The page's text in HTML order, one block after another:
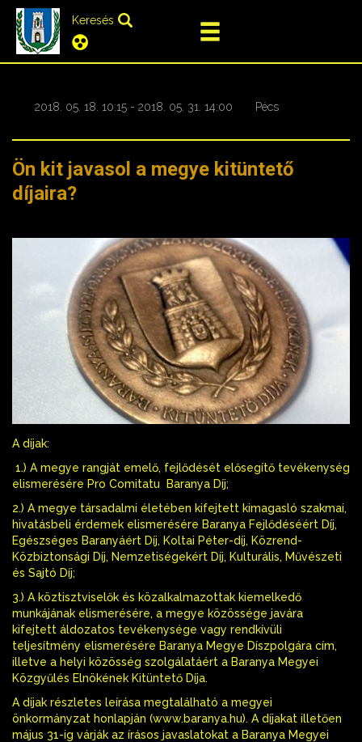
Keresés
Ön kit javasol a megye kitüntető
díjaira?
2018. 05. 18. 10:15 - 2018. 05. 31. 14:00 Pécs
A díjak:
1.) A megye rangját emelő, fejlődését elősegítő tevékenység
elismerésére Pro Comitatu Baranya Díj;
2.) A megye társadalmi életében kifejtett kimagasló szakmai,
hivatásbeli érdemek elismerésére Baranya Fejlődéséért Díj,
Egészséges Baranyáért Díj, Koltai Péter-díj, Közrend-
Közbiztonsági Díj, Nemzetiségekért Díj, Kulturális, Művészeti
és Sajtó Díj;
3.) A köztisztviselők és közalkalmazottak kiemelkedő
munkájának elismerésére, a megye közössége javára
kifejtett áldozatos tevékenysége vagy rendkívüli
teljesítmény elismerésére Baranya Megye Díszpolgára cím,
illetve a helyi közösség szolgálatáért a Baranya Megyei
Közgyűlés Elnökének Kitüntető Díja.
A díjak részletes leírása megtalálható a megyei
önkormányzat honlapján (www.baranya.hu). A díjakat illetően
május 31-ig várják az írásos javaslatokat a Baranya Megyei